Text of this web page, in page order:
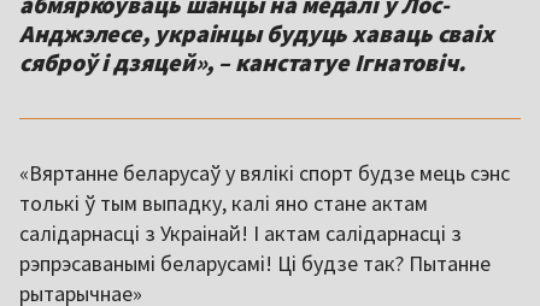
Анджэлесе, украінцы будуць хаваць сваіх
сяброў і дзяцей», – канстатуе Ігнатовіч.
«Вяртанне беларусаў у вялікі спорт будзе мець сэнс
толькі ў тым выпадку, калі яно стане актам
салідарнасці з Украінай! І актам салідарнасці з
рэпрэсаванымі беларусамі! Ці будзе так? Пытанне
рытарычнае»